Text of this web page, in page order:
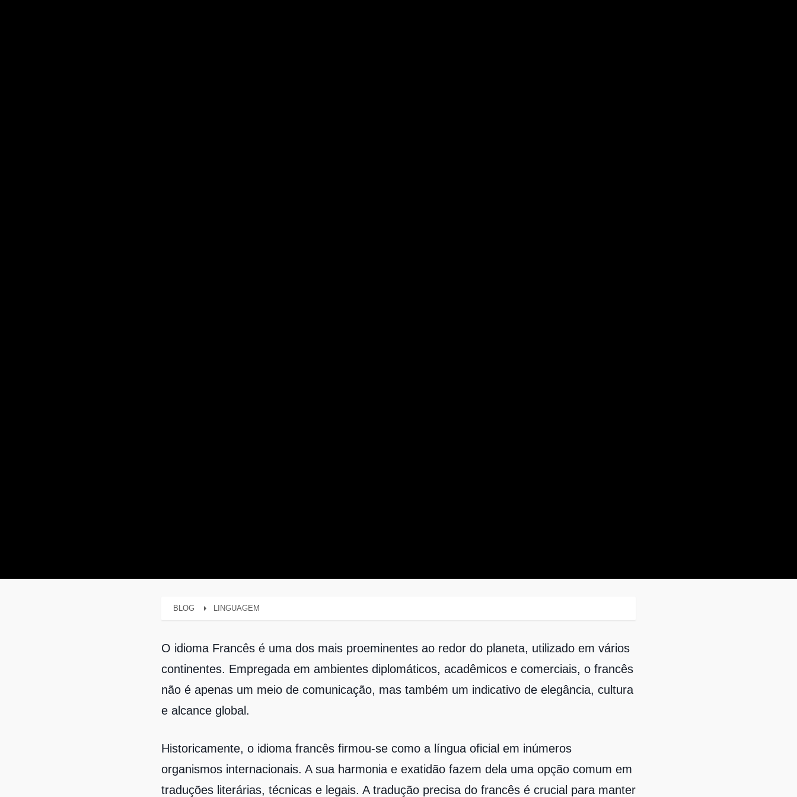
BLOG LINGUAGEM
O idioma Francês é uma dos mais proeminentes ao redor do planeta, utilizado em vários
continentes. Empregada em ambientes diplomáticos, acadêmicos e comerciais, o francês
não é apenas um meio de comunicação, mas também um indicativo de elegância, cultura
e alcance global.
Historicamente, o idioma francês firmou-se como a língua oficial em inúmeros
organismos internacionais. A sua harmonia e exatidão fazem dela uma opção comum em
traduções literárias, técnicas e legais. A tradução precisa do francês é crucial para manter